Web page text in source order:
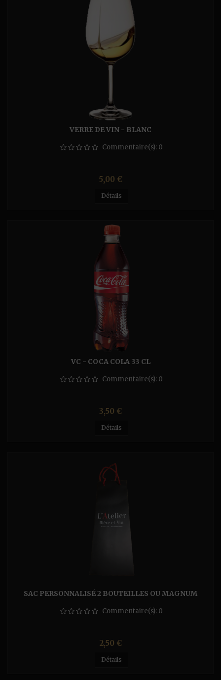
VERRE DE VIN - BLANC
Commentaire(s): 0
Prix
5,00 €
Détails
VC - COCA COLA 33 CL
Commentaire(s): 0
Prix
3,50 €
Détails
SAC PERSONNALISÉ 2 BOUTEILLES OU MAGNUM
Commentaire(s): 0
Prix
2,50 €
Détails